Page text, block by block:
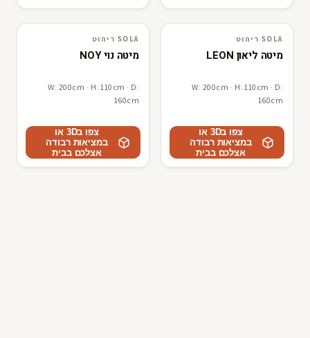
3D · AR
SOLA ריהוט
SOLA ריהוט
מיטה ליאון LEON
W: 200cm · H: 110cm · D:
160cm
צפו ב3D או
במציאות רבודה
אצלכם בבית
3D · AR
SOLA ריהוט
SOLA ריהוט
מיטה נוי NOY
W: 200cm · H: 110cm · D:
160cm
צפו ב3D או
במציאות רבודה
אצלכם בבית